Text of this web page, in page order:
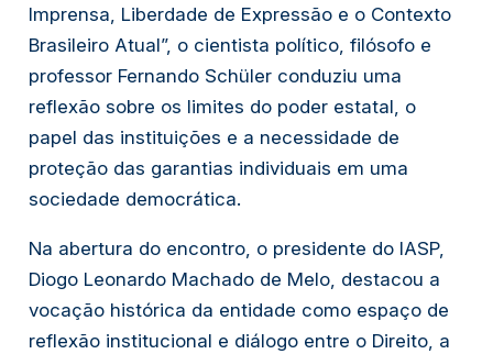
Imprensa, Liberdade de Expressão e o Contexto
Brasileiro Atual”, o cientista político, filósofo e
professor Fernando Schüler conduziu uma
reflexão sobre os limites do poder estatal, o
papel das instituições e a necessidade de
proteção das garantias individuais em uma
sociedade democrática.
Na abertura do encontro, o presidente do IASP,
Diogo Leonardo Machado de Melo, destacou a
vocação histórica da entidade como espaço de
reflexão institucional e diálogo entre o Direito, a